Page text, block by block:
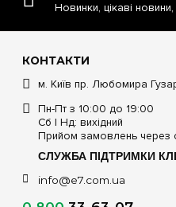
Новинки, цікаві
КОНТАКТИ
м. Київ пр. Любомира
Пн-Пт з 10:00 до 19:00
Сб | Нд: вихідний
Прийом замовлень через
СЛУЖБА ПІДТРИМКИ
info@e7.com.ua